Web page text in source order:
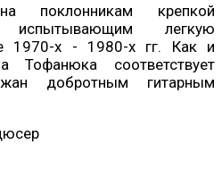
поклонникам крепкой
испытывающим легкую
1970-х - 1980-х гг. Как и
Тофанюка соответствует
добротным гитарным